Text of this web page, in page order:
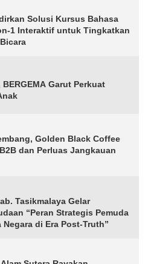
Solusi Kursus Bahasa
1 Interaktif untuk Tingkatkan
Garut Perkuat
Golden Black Coffee
dan Perluas Jangkauan
Tasikmalaya Gelar
“Peran Strategis Pemuda
Negara di Era Post-Truth”